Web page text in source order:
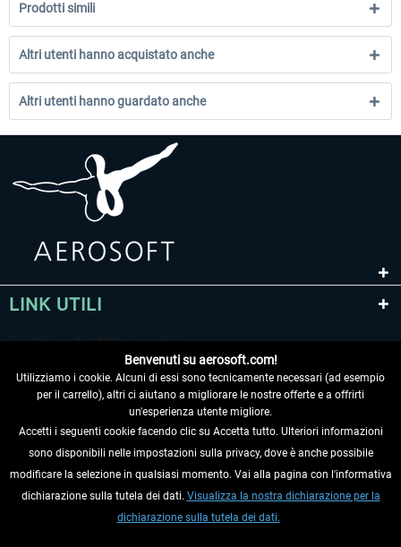
Prodotti simili
Altri utenti hanno acquistato anche
Altri utenti hanno guardato anche
LINK UTILI
RECEDERE DAL CONTRATTO
INFORMAZIONI
Benvenuti su aerosoft.com!
Utilizziamo i cookie. Alcuni di essi sono tecnicamente necessari (ad esempio
per il carrello), altri ci aiutano a migliorare le nostre offerte e a offrirti
un'esperienza utente migliore.
Accetti i seguenti cookie facendo clic su Accetta tutto. Ulteriori informazioni
sono disponibili nelle impostazioni sulla privacy, dove è anche possibile
modificare la selezione in qualsiasi momento. Vai alla pagina con l'informativa
dichiarazione sulla tutela dei dati. Visualizza la nostra dichiarazione per la
dichiarazione sulla tutela dei dati.